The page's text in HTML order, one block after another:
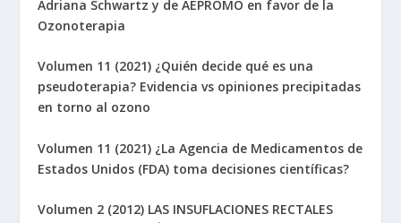
Adriana Schwartz y de AEPROMO en favor de la
Ozonoterapia
Volumen 11 (2021) ¿Quién decide qué es una
pseudoterapia? Evidencia vs opiniones precipitadas
en torno al ozono
Volumen 11 (2021) ¿La Agencia de Medicamentos de
Estados Unidos (FDA) toma decisiones científicas?
Volumen 2 (2012) LAS INSUFLACIONES RECTALES